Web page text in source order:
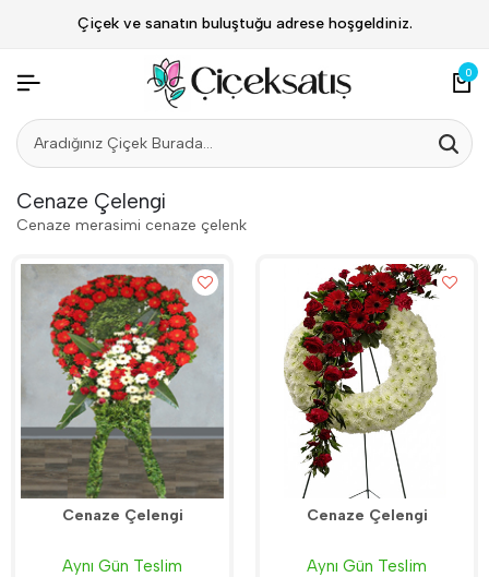
Çiçek ve sanatın buluştuğu adrese hoşgeldiniz.
0
Cenaze Çelengi
Cenaze merasimi cenaze çelenk
Cenaze Çelengi
Aynı Gün Teslim
Cenaze Çelengi
Aynı Gün Teslim